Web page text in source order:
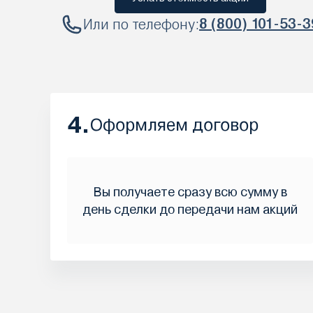
Или по телефону:8 (800) 101-53-
4.Оформляем договор
Вы получаете сразу всю сумму в
день сделки до передачи нам акций